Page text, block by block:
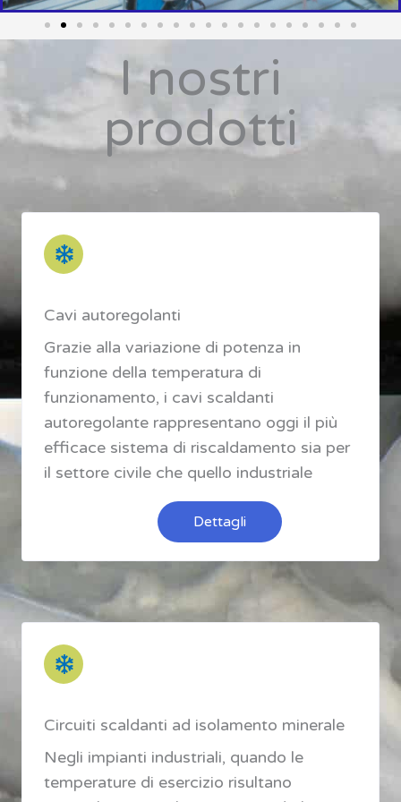
I nostri
prodotti
Cavi autoregolanti
Grazie alla variazione di potenza in
funzione della temperatura di
funzionamento, i cavi scaldanti
autoregolante rappresentano oggi il più
efficace sistema di riscaldamento sia per
il settore civile che quello industriale
Dettagli
Circuiti scaldanti ad isolamento minerale
Negli impianti industriali, quando le
temperature di esercizio risultano